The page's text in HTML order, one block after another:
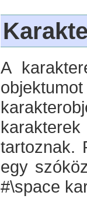
A
tartoznak.
egy
#\space